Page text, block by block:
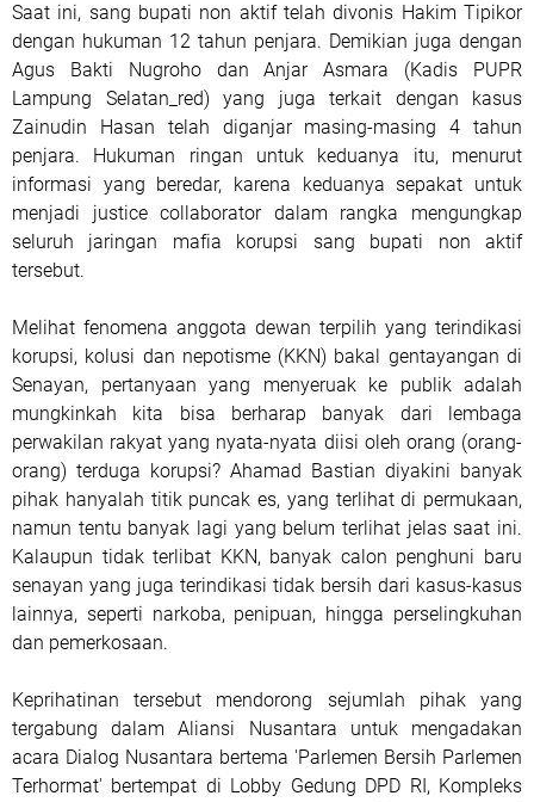
Saat ini, sang bupati non aktif telah divonis Hakim Tipikor
dengan hukuman 12 tahun penjara. Demikian juga dengan
Agus Bakti Nugroho dan Anjar Asmara (Kadis PUPR
Lampung Selatan_red) yang juga terkait dengan kasus
Zainudin Hasan telah diganjar masing-masing 4 tahun
penjara. Hukuman ringan untuk keduanya itu, menurut
informasi yang beredar, karena keduanya sepakat untuk
menjadi justice collaborator dalam rangka mengungkap
seluruh jaringan mafia korupsi sang bupati non aktif
tersebut.
Melihat fenomena anggota dewan terpilih yang terindikasi
korupsi, kolusi dan nepotisme (KKN) bakal gentayangan di
Senayan, pertanyaan yang menyeruak ke publik adalah
mungkinkah kita bisa berharap banyak dari lembaga
perwakilan rakyat yang nyata-nyata diisi oleh orang (orang-
orang) terduga korupsi? Ahamad Bastian diyakini banyak
pihak hanyalah titik puncak es, yang terlihat di permukaan,
namun tentu banyak lagi yang belum terlihat jelas saat ini.
Kalaupun tidak terlibat KKN, banyak calon penghuni baru
senayan yang juga terindikasi tidak bersih dari kasus-kasus
lainnya, seperti narkoba, penipuan, hingga perselingkuhan
dan pemerkosaan.
Keprihatinan tersebut mendorong sejumlah pihak yang
tergabung dalam Aliansi Nusantara untuk mengadakan
acara Dialog Nusantara bertema 'Parlemen Bersih Parlemen
Terhormat' bertempat di Lobby Gedung DPD RI, Kompleks